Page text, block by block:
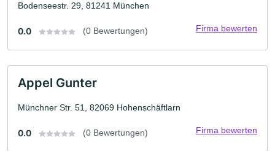
Bodenseestr. 29, 81241 München
0.0 (0 Bewertungen) Firma bewerten
Appel Gunter
Münchner Str. 51, 82069 Hohenschäftlarn
0.0 (0 Bewertungen) Firma bewerten